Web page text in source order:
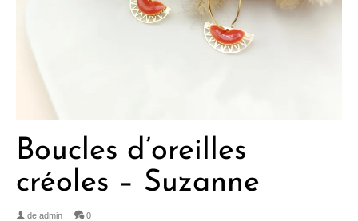
Boucles d’oreilles
créoles – Suzanne
de admin | 0